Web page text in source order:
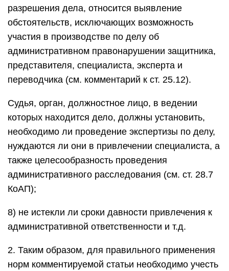
разрешения дела, относится выявление
обстоятельств, исключающих возможность
участия в производстве по делу об
административном правонарушении защитника,
представителя, специалиста, эксперта и
переводчика (см. комментарий к ст. 25.12).
Судья, орган, должностное лицо, в ведении
которых находится дело, должны установить,
необходимо ли проведение экспертизы по делу,
нуждаются ли они в привлечении специалиста, а
также целесообразность проведения
административного расследования (см. ст. 28.7
КоАП);
8) не истекли ли сроки давности привлечения к
административной ответственности и т.д.
2. Таким образом, для правильного применения
норм комментируемой статьи необходимо учесть